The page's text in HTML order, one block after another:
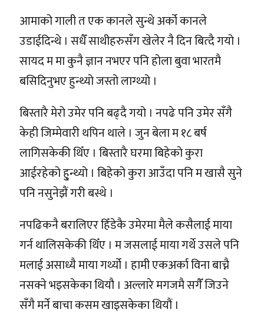
आमाको गाली त एक कानले सुन्थे अर्को कानले
उडाईदिन्थे । सधैँ साथीहरुसँग खेलेर नै दिन बित्दै गयो ।
सायद म मा कुनै ज्ञान नभएर पनि होला बुवा भारतमै
बसिदिनुभए हुन्थ्यो जस्तो लाग्थ्यो ।
बिस्तारै मेरो उमेर पनि बढ्दै गयो । नपढे पनि उमेर सँगै
केही जिम्मेवारी थपिन थाले । जुन बेला म १८ बर्ष
लागिसकेकी थिँए । बिस्तारै घरमा बिहेको कुरा
आईरहेको हु्न्थ्यो । बिहेको कुरा आउँदा पनि म खासै सुने
पनि नसुनेझैं गरी बस्थे ।
नपढिकनै बरालिएर हिँडेकै उमेरमा मैले कसैलाई माया
गर्न थालिसकेकी थिँए । म जसलाई माया गर्थे उसले पनि
मलाई असाध्यै माया गर्थ्यो । हामी एकअर्का विना बाच्नै
नसक्ने भइसकेका थियौ । अल्लारे मगजमै सगैँ जिउने
सँगै मर्ने बाचा कसम खाइसकेका थियौं ।